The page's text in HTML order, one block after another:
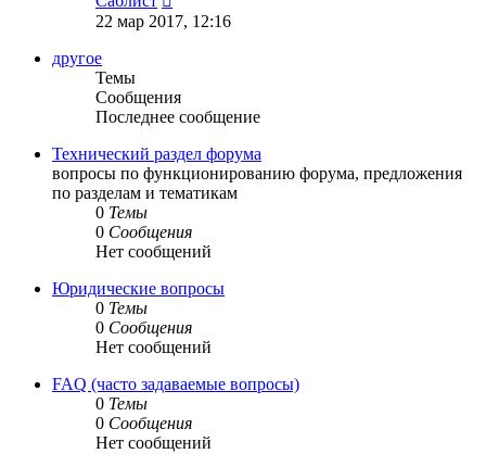
к
последнему
22 мар 2017, 12:16
другое
Темы
Сообщения
Последнее сообщение
Технический раздел форума
вопросы по функционированию форума, предложения
по разделам и тематикам
0 Темы
0 Сообщения
Нет сообщений
Юридические вопросы
0 Темы
0 Сообщения
Нет сообщений
FAQ (часто задаваемые вопросы)
0 Темы
0 Сообщения
Нет сообщений